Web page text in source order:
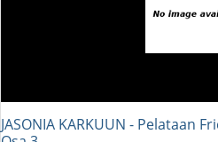
JASONIA KARKUUN - Pelataan